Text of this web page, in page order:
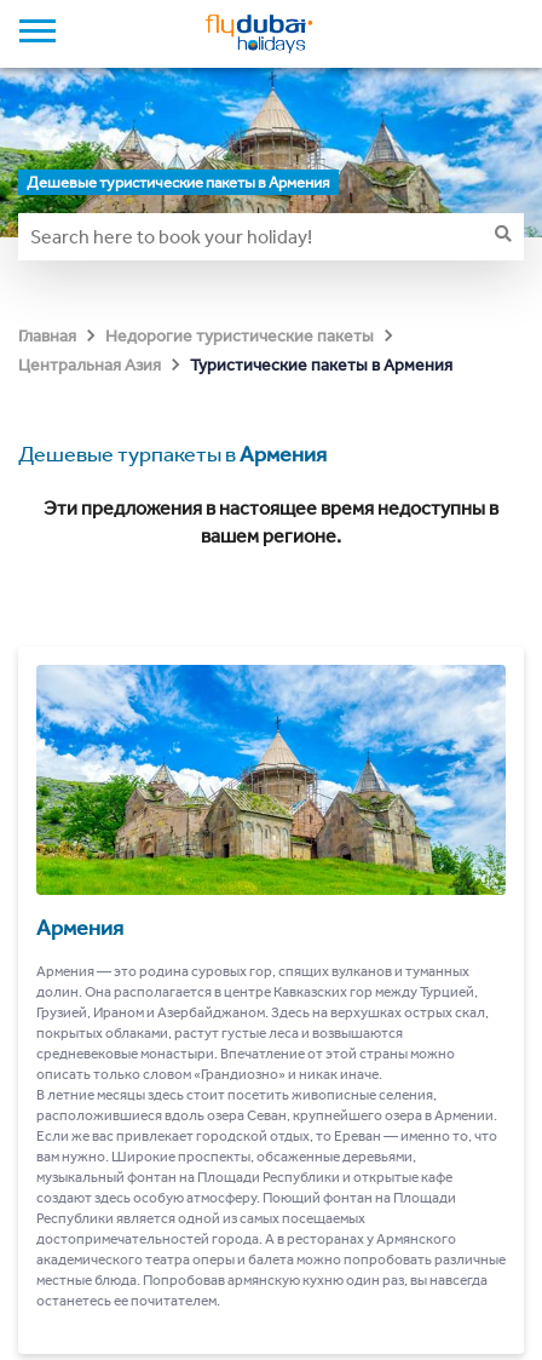
Дешевые туристические пакеты в Армения
Главная
Недорогие туристические пакеты
Центральная Азия
Туристические пакеты в Армения
Дешевые турпакеты вАрмения
Эти предложения в настоящее время недоступны в
вашем регионе.
Армения
Армения ― это родина суровых гор, спящих вулканов и туманных
долин. Она располагается в центре Кавказских гор между Турцией,
Грузией, Ираном и Азербайджаном. Здесь на верхушках острых скал,
покрытых облаками, растут густые леса и возвышаются
средневековые монастыри. Впечатление от этой страны можно
описать только словом «Грандиозно» и никак иначе.
В летние месяцы здесь стоит посетить живописные селения,
расположившиеся вдоль озера Севан, крупнейшего озера в Армении.
Если же вас привлекает городской отдых, то Ереван ― именно то, что
вам нужно. Широкие проспекты, обсаженные деревьями,
музыкальный фонтан на Площади Республики и открытые кафе
создают здесь особую атмосферу. Поющий фонтан на Площади
Республики является одной из самых посещаемых
достопримечательностей города. А в ресторанах у Армянского
академического театра оперы и балета можно попробовать различные
местные блюда. Попробовав армянскую кухню один раз, вы навсегда
останетесь ее почитателем.